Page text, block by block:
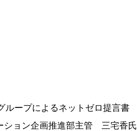
ループによるネットゼロ提言書
ション企画推進部主管 三宅香氏